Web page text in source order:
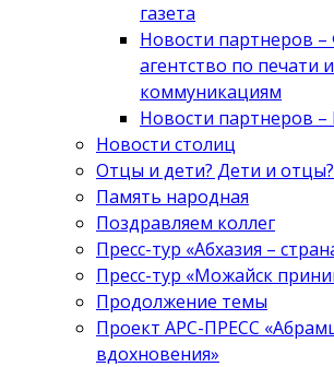
газета
Новости партнеров
агентство по печати
коммуникациям
Новости партнеров
Новости столиц
Отцы и дети? Дети и отцы?
Память народная
Поздравляем коллег
Пресс-тур «Абхазия –
Пресс-тур «Можайск
Продолжение темы
Проект АРС-ПРЕСС
вдохновения»